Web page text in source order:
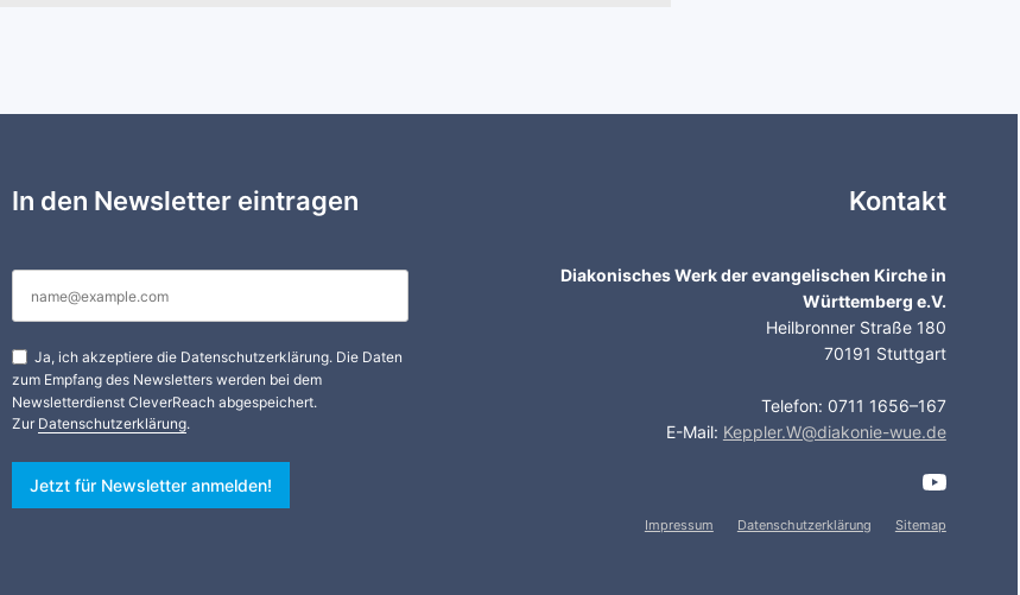
In den Newsletter eintragen
Ja, ich akzeptiere die Datenschutzerklärung. Die Daten
zum Empfang des Newsletters werden bei dem
Newsletterdienst CleverReach abgespeichert.
Zur Datenschutzerklärung.
Jetzt für Newsletter anmelden!
Kontakt
Diakonisches Werk der evangelischen Kirche in
Württemberg e.V.
Heilbronner Straße 180
70191 Stuttgart
Telefon: 0711 1656–167
E-Mail: Keppler.W@diakonie-wue.de
Impressum Datenschutzerklärung Sitemap